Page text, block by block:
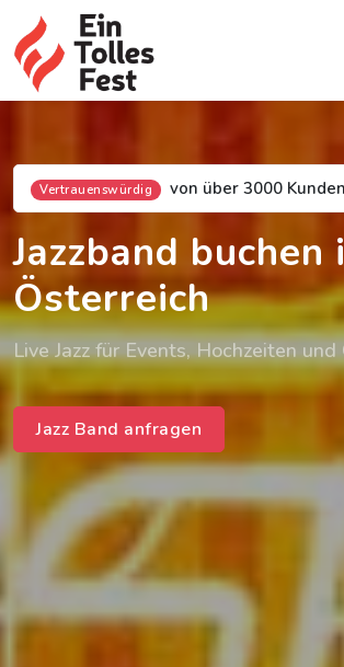
Vertrauenswürdig von über 3000 Kunden
Jazzband buchen
Österreich
Live Jazz für Events, Hochzeiten und
Jazz Band anfragen